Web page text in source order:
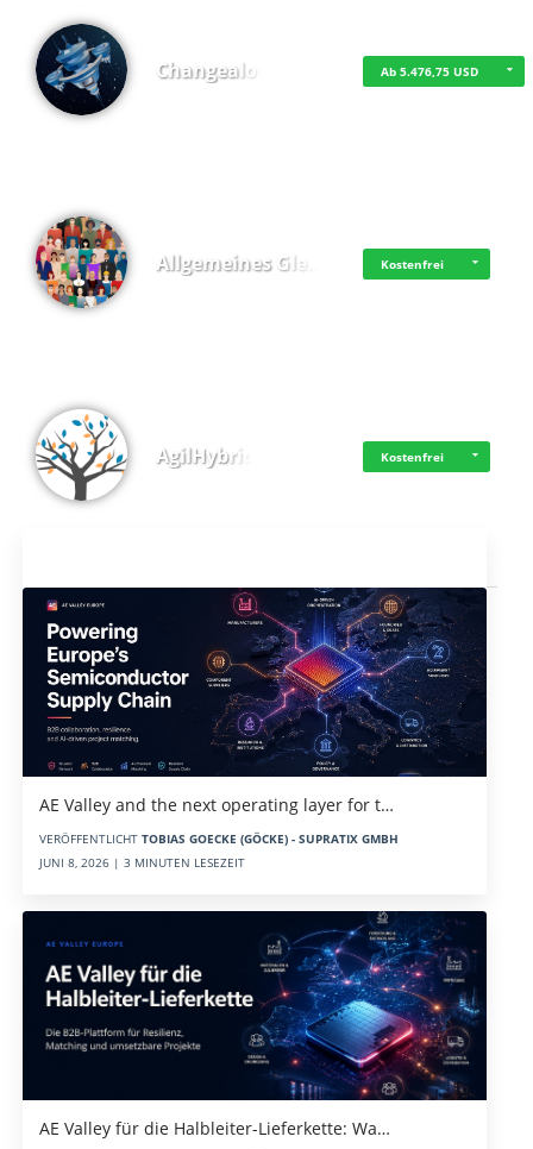
Changealot Ab 5.476,75 USD
Allgemeines Gle… Kostenfrei
AgilHybrid Kostenfrei
AE Valley and the next operating layer for t…
VERÖFFENTLICHT TOBIAS GOECKE (GÖCKE) - SUPRATIX GMBH
JUNI 8, 2026 | 3 MINUTEN LESEZEIT
AE Valley für die Halbleiter-Lieferkette: Wa…